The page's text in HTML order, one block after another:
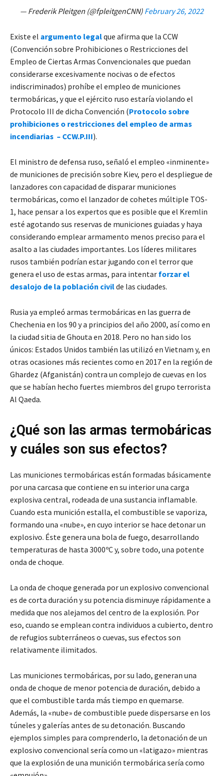
— Frederik Pleitgen (@fpleitgenCNN) February 26, 2022
Existe el argumento legalque afirma que la CCW
(Convención sobre Prohibiciones o Restricciones del
Empleo de Ciertas Armas Convencionales que puedan
considerarse excesivamente nocivas o de efectos
indiscriminados) prohíbe el empleo de municiones
termobáricas, y que el ejército ruso estaría violando el
Protocolo III de dicha Convención (Protocolo sobre
prohibiciones o restricciones del empleo de armas
incendiarias – CCW.P.III).
El ministro de defensa ruso, señaló el empleo «inminente»
de municiones de precisión sobre Kiev, pero el despliegue de
lanzadores con capacidad de disparar municiones
termobáricas, como el lanzador de cohetes múltiple TOS-
1, hace pensar a los expertos que es posible que el Kremlin
esté agotando sus reservas de municiones guiadas y haya
considerando emplear armamento menos preciso para el
asalto a las ciudades importantes. Los líderes militares
rusos también podrían estar jugando con el terror que
genera el uso de estas armas, para intentar forzar el
desalojo de la población civilde las ciudades.
Rusia ya empleó armas termobáricas en las guerra de
Chechenia en los 90 y a principios del año 2000, así como en
la ciudad sitia de Ghouta en 2018. Pero no han sido los
únicos: Estados Unidos también las utilizó en Vietnam y, en
otras ocasiones más recientes como en 2017 en la región de
Ghardez (Afganistán) contra un complejo de cuevas en los
que se habían hecho fuertes miembros del grupo terrorista
Al Qaeda.
¿Qué son las armas termobáricas
y cuáles son sus efectos?
Las municiones termobáricas están formadas básicamente
por una carcasa que contiene en su interior una carga
explosiva central, rodeada de una sustancia inflamable.
Cuando esta munición estalla, el combustible se vaporiza,
formando una «nube», en cuyo interior se hace detonar un
explosivo. Éste genera una bola de fuego, desarrollando
temperaturas de hasta 3000ºC y, sobre todo, una potente
onda de choque.
La onda de choque generada por un explosivo convencional
es de corta duración y su potencia disminuye rápidamente a
medida que nos alejamos del centro de la explosión. Por
eso, cuando se emplean contra individuos a cubierto, dentro
de refugios subterráneos o cuevas, sus efectos son
relativamente ilimitados.
Las municiones termobáricas, por su lado, generan una
onda de choque de menor potencia de duración, debido a
que el combustible tarda más tiempo en quemarse.
Además, la «nube» de combustible puede dispersarse en los
túneles y galerías antes de su detonación. Buscando
ejemplos simples para comprenderlo, la detonación de un
explosivo convencional sería como un «latigazo» mientras
que la explosión de una munición termobárica sería como